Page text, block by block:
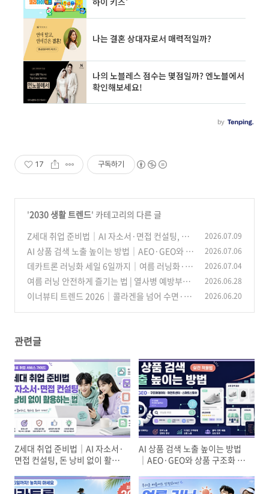
17 구독하기
'2030 생활 트렌드' 카테고리의 다른 글
Z세대 취업 준비법｜AI 자소서·면접 컨설팅, 돈
낭비 없이 활용하는 법
(25)
2026.07.09
AI 상품 검색 노출 높이는 방법｜AEO·GEO와 상
품 구조화 데이터·구글 머천트센터·스마트스토
어 적용법
(25)
2026.07.06
데카트론 러닝화 세일 6일까지｜여름 러닝화·러
닝용품 최대 20% 할인 체크포인트 (7)
2026.07.04
여름 러닝 안전하게 즐기는 법 | 열사병 예방부터
러닝 크루 꿀팁까지 (17)
2026.06.28
이너뷰티 트렌드 2026｜콜라겐을 넘어 수면·장
2026.06.20
관련글
Z세대 취업 준비법｜AI 자소서·
면접 컨설팅, 돈 낭비 없이 활용
AI 상품 검색 노출 높이는 방법
｜AEO·GEO와 상품 구조화 데
스토어 적용법